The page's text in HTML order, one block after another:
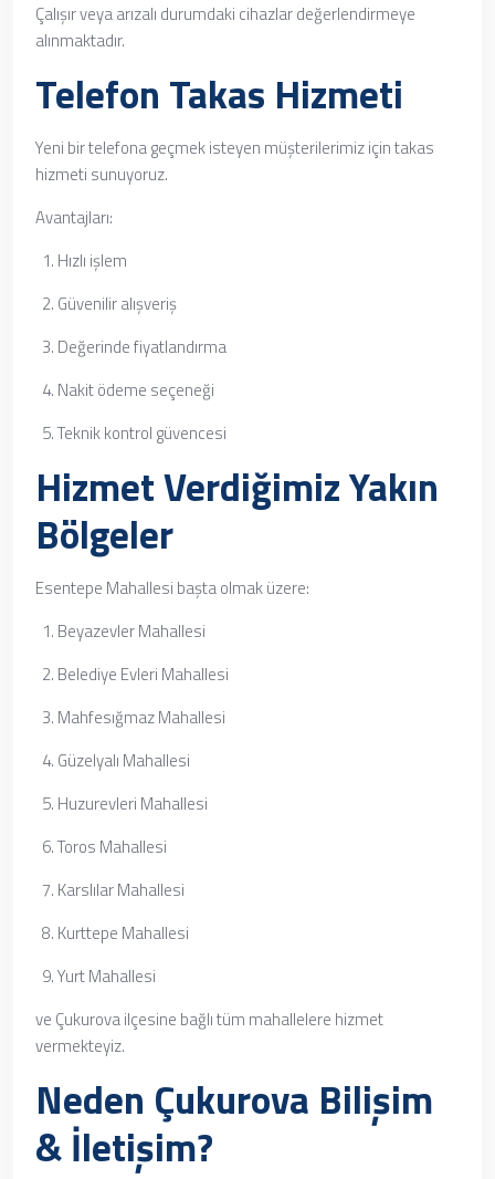
Çalışır veya arızalı durumdaki cihazlar değerlendirmeye
alınmaktadır.
Telefon Takas Hizmeti
Yeni bir telefona geçmek isteyen müşterilerimiz için takas
hizmeti sunuyoruz.
Avantajları:
Hızlı işlem
Güvenilir alışveriş
Değerinde fiyatlandırma
Nakit ödeme seçeneği
Teknik kontrol güvencesi
Hizmet Verdiğimiz Yakın
Bölgeler
Esentepe Mahallesi başta olmak üzere:
Beyazevler Mahallesi
Belediye Evleri Mahallesi
Mahfesığmaz Mahallesi
Güzelyalı Mahallesi
Huzurevleri Mahallesi
Toros Mahallesi
Karslılar Mahallesi
Kurttepe Mahallesi
Yurt Mahallesi
ve Çukurova ilçesine bağlı tüm mahallelere hizmet
vermekteyiz.
Neden Çukurova Bilişim
& İletişim?